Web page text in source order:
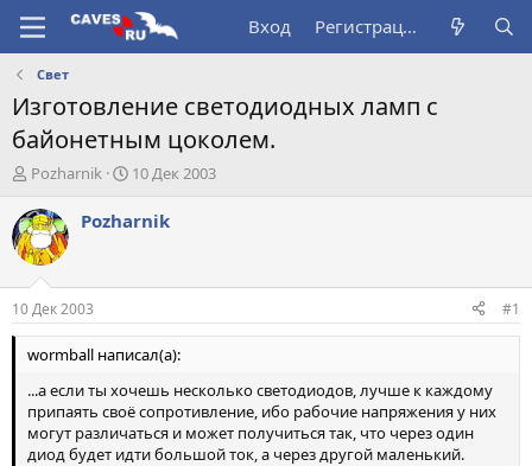
Вход Регистрация
Свет
Изготовление светодиодных ламп с
байонетным цоколем.
А
т
о
р
т
е
м
ы
Pozharnik
Д
т
а
л
а
10 Дек 2003
Pozharnik
10 Дек 2003 #1
wormball написал(а):
...а если ты хочешь несколько светодиодов, лучше к каждому
припаять своё сопротивление, ибо рабочие напряжения у них
могут различаться и может получиться так, что через один
диод будет идти большой ток, а через другой маленький.